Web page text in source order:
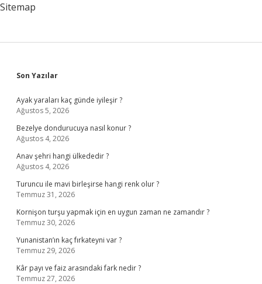
Sitemap
Sidebar
Son Yazılar
Ayak yaraları kaç günde iyileşir ?
Ağustos 5, 2026
Bezelye dondurucuya nasıl konur ?
Ağustos 4, 2026
Anav şehri hangi ülkededir ?
Ağustos 4, 2026
Turuncu ile mavi birleşirse hangi renk olur ?
Temmuz 31, 2026
Kornişon turşu yapmak için en uygun zaman ne zamandır ?
Temmuz 30, 2026
Yunanistan’ın kaç fırkateyni var ?
Temmuz 29, 2026
Kâr payı ve faiz arasındaki fark nedir ?
Temmuz 27, 2026